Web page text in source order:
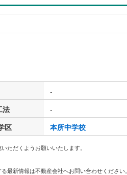
-
法
-
区 本所中学校
ただくようお願いいたします。
最新情報は不動産会社へお問い合わせください。